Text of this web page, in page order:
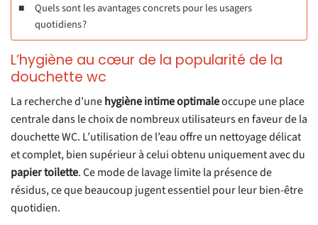
Quels sont les avantages concrets pour les usagers
quotidiens ?
L’hygiène au cœur de la popularité de la
douchette wc
La recherche d’unehygiène intime optimaleoccupe une place
centrale dans le choix de nombreux utilisateurs en faveur de la
douchette WC. L’utilisation de l’eau offre un nettoyage délicat
et complet, bien supérieur à celui obtenu uniquement avec du
papier toilette. Ce mode de lavage limite la présence de
résidus, ce que beaucoup jugent essentiel pour leur bien-être
quotidien.